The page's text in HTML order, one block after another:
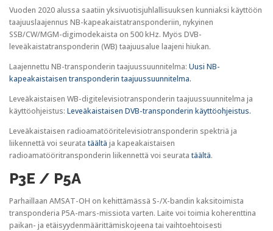
Vuoden 2020 alussa saatiin yksivuotisjuhlallisuuksen kunniaksi käyttöön
taajuuslaajennus NB-kapeakaistatransponderiin, nykyinen
SSB/CW/MGM-digimodekaista on 500 kHz. Myös DVB-
leveäkaistatransponderin (WB) taajuusalue laajeni hiukan.
Laajennettu NB-transponderin taajuussuunnitelma: Uusi NB-
kapeakaistaisen transponderin taajuussuunnitelma.
Leveäkaistaisen WB-digitelevisiotransponderin taajuussuunnitelma ja
käyttöohjeistus: Leveäkaistaisen DVB-transponderin käyttöohjeistus.
Leveäkaistaisen radioamatööritelevisiotransponderin spektriä ja
liikennettä voi seurata täältä ja kapeakaistaisen
radioamatööritransponderin liikennettä voi seurata täältä.
P3E / P5A
Parhaillaan AMSAT-OH on kehittämässä S-/X-bandin kaksitoimista
transponderia P5A-mars-missiota varten. Laite voi toimia koherenttina
paikan- ja etäisyydenmäärittämiskojeena tai vaihtoehtoisesti